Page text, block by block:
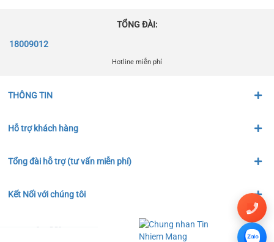
TỔNG ĐÀI:
18009012
Hotline miễn phí
THÔNG TIN
Hỗ trợ khách hàng
Tổng đài hỗ trợ (tư vấn miễn phí)
Kết Nối với chúng tôi